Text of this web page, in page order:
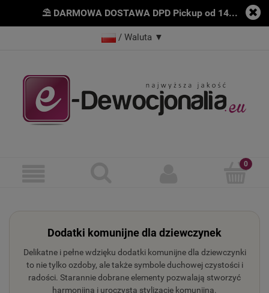
⛱ DARMOWA DOSTAWA DPD Pickup od 149zł
/ Waluta ▼
Dodatki komunijne dla dziewczynek
Delikatne i pełne wdzięku dodatki komunijne dla dziewczynki
to nie tylko ozdoby, ale także symbole duchowej czystości i
radości. Starannie dobrane elementy pozwalają stworzyć
harmonijną i uroczystą stylizację komunijną.